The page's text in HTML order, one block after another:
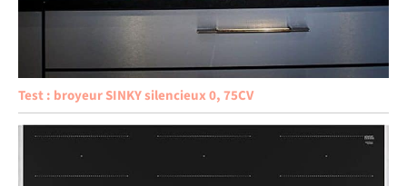
Test : broyeur SINKY silencieux 0, 75CV